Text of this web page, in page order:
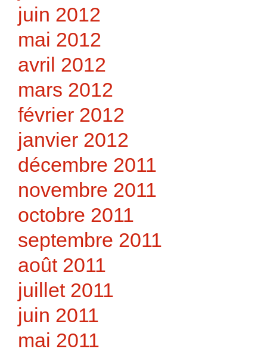
juin 2012
mai 2012
avril 2012
mars 2012
février 2012
janvier 2012
décembre 2011
novembre 2011
octobre 2011
septembre 2011
août 2011
juillet 2011
juin 2011
mai 2011